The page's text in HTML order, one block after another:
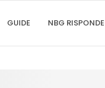
GUIDE NBG RISPONDE